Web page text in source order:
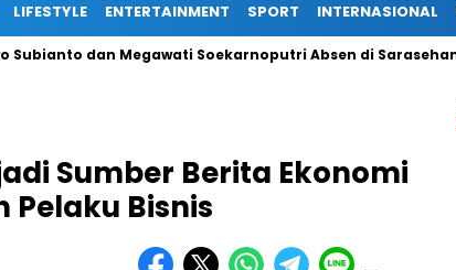
LIFESTYLE ENTERTAINMENT SPORT INTERNASIONAL
dan Megawati Soekarnoputri Absen di Sarasehan
Sumber Berita Ekonomi
Pelaku Bisnis